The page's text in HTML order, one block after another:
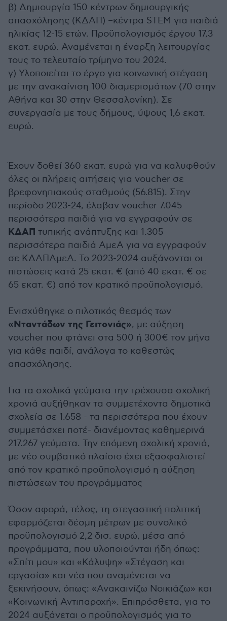
β) Δημιουργία 150 κέντρων δημιουργικής
απασχόλησης (ΚΔΑΠ) –κέντρα STEM για παιδιά
ηλικίας 12-15 ετών. Προϋπολογισμός έργου 17,3
εκατ. ευρώ. Αναμένεται η έναρξη λειτουργίας
τους το τελευταίο τρίμηνο του 2024.
γ) Υλοποιείται το έργο για κοινωνική στέγαση
με την ανακαίνιση 100 διαμερισμάτων (70 στην
Αθήνα και 30 στην Θεσσαλονίκη). Σε
συνεργασία με τους δήμους, ύψους 1,6 εκατ.
ευρώ.
Έχουν δοθεί 360 εκατ. ευρώ για να καλυφθούν
όλες οι πλήρεις αιτήσεις για voucher σε
βρεφονηπιακούς σταθμούς (56.815). Στην
περίοδο 2023-24, έλαβαν voucher 7.045
περισσότερα παιδιά για να εγγραφούν σε
ΚΔΑΠ τυπικής ανάπτυξης και 1.305
περισσότερα παιδιά ΑμεΑ για να εγγραφούν
σε ΚΔΑΠΑμεΑ. Το 2023-2024 αυξάνονται οι
πιστώσεις κατά 25 εκατ. € (από 40 εκατ. € σε
65 εκατ. €) από τον κρατικό προϋπολογισμό.
Ενισχύθηγκε ο πιλοτικός θεσμός των
«Νταντάδων της Γειτονιάς», με αύξηση
voucher που φτάνει στα 500 ή 300€ τον μήνα
για κάθε παιδί, ανάλογα το καθεστώς
απασχόλησης.
Για τα σχολικά γεύματα την τρέχουσα σχολική
χρονιά αυξήθηκαν τα συμμετέχοντα δημοτικά
σχολεία σε 1.658 - τα περισσότερα που έχουν
συμμετάσχει ποτέ- διανέμοντας καθημερινά
217.267 γεύματα. Την επόμενη σχολική χρονιά,
με νέο συμβατικό πλαίσιο έχει εξασφαλιστεί
από τον κρατικό προϋπολογισμό η αύξηση
πιστώσεων του προγράμματος
Όσον αφορά, τέλος, τη στεγαστική πολιτική
εφαρμόζεται δέσμη μέτρων με συνολικό
προϋπολογισμό 2,2 δισ. ευρώ, μέσα από
προγράμματα, που υλοποιούνται ήδη όπως:
«Σπίτι μου» και «Κάλυψη» «Στέγαση και
εργασία» και νέα που αναμένεται να
ξεκινήσουν, όπως: «Ανακαινίζω Νοικιάζω» και
«Κοινωνική Αντιπαροχή». Επιπρόσθετα, για το
2024 αυξάνεται ο προϋπολογισμός για το